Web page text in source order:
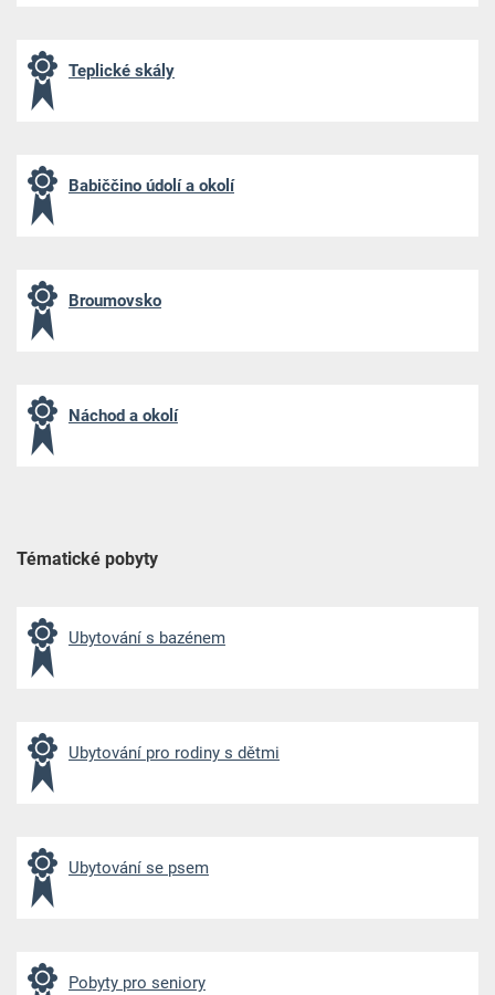
Teplické skály
Babiččino údolí a okolí
Broumovsko
Náchod a okolí
Tématické pobyty
Ubytování s bazénem
Ubytování pro rodiny s dětmi
Ubytování se psem
Pobyty pro seniory